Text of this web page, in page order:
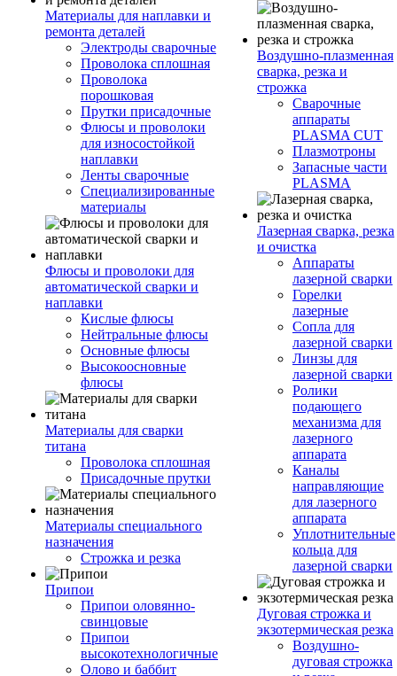
Материалы для наплавки и
ремонта деталей
Электроды сварочные
Проволока сплошная
Проволока
порошковая
Прутки присадочные
Флюсы и проволоки
для износостойкой
наплавки
Ленты сварочные
Специализированные
материалы
Флюсы и проволоки для
автоматической сварки и
наплавки
Кислые флюсы
Нейтральные флюсы
Основные флюсы
Высокоосновные
флюсы
Материалы для сварки
титана
Проволока сплошная
Присадочные прутки
Материалы специального
назначения
Строжка и резка
Припои
Припои оловянно-
свинцовые
Припои
высокотехнологичные
Олово и баббит
Воздушно-плазменная
сварка, резка и
строжка
Сварочные
аппараты
PLASMA CUT
Плазмотроны
Запасные части
PLASMA
Лазерная сварка, резка
и очистка
Аппараты
лазерной сварки
Горелки
лазерные
Сопла для
лазерной сварки
Линзы для
лазерной сварки
Ролики
подающего
механизма для
лазерного
аппарата
Каналы
направляющие
для лазерного
аппарата
Уплотнительные
кольца для
лазерной сварки
Дуговая строжка и
экзотермическая резка
Воздушно-
дуговая строжка